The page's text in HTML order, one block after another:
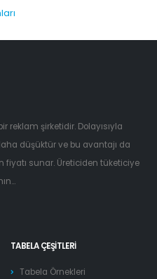
reklam şirketidir. Dolayısıyla
düşüktür ve bu avantajı da
fiyatı sunar. Üreticiden tüketiciye
TABELA ÇEŞITLERI
Tabela Örnekleri